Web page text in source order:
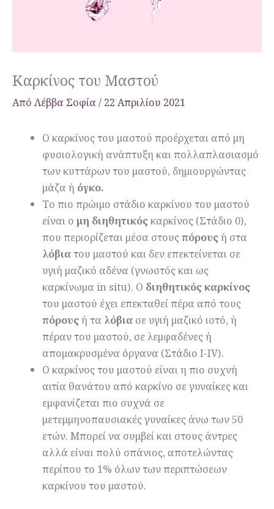
Καρκίνος του Μαστού
Από Λέββα Σοφία / 22 Απριλίου 2021
Ο καρκίνος του μαστού προέρχεται από μη
φυσιολογική ανάπτυξη και πολλαπλασιασμό
των κυττάρων του μαστού, δημιουργώντας
μάζα ή όγκο.
Το πιο πρώιμο στάδιο καρκίνου του μαστού
είναι ο μη διηθητικός καρκίνος (Στάδιο 0),
που περιορίζεται μέσα στουςπόρουςή στα
λόβιατου μαστού και δεν επεκτείνεται σε
υγιή μαζικό αδένα (γνωστός και ως
καρκίνωμα in situ). Ο διηθητικός καρκίνος
του μαστού έχει επεκταθεί πέρα από τους
πόρουςή τα λόβια σε υγιή μαζικό ιστό, ή
πέραν του μαστού, σε λεμφαδένες ή
απομακρυσμένα όργανα (Στάδιο Ι-IV).
Ο καρκίνος του μαστού είναι η πιο συχνή
αιτία θανάτου από καρκίνο σε γυναίκες και
εμφανίζεται πιο συχνά σε
μετεμμηνοπαυσιακές γυναίκες άνω των 50
ετών. Μπορεί να συμβεί και στους άντρες
αλλά είναι πολύ σπάνιος, αποτελώντας
περίπου το 1% όλων των περιπτώσεων
καρκίνου του μαστού.